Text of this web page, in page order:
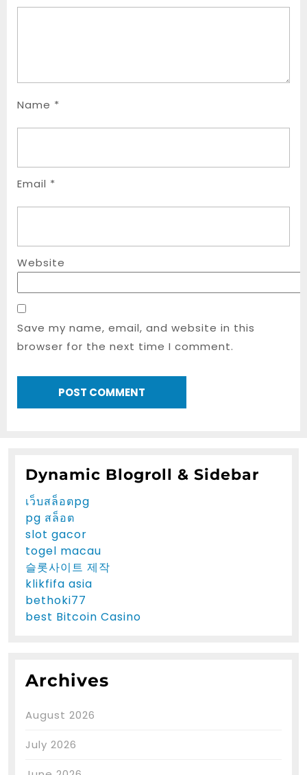
Name *
Email *
Website
Save my name, email, and website in this
browser for the next time I comment.
Dynamic Blogroll & Sidebar
เว็บสล็อตpg
pg สล็อต
slot gacor
togel macau
슬롯사이트 제작
klikfifa asia
bethoki77
best Bitcoin Casino
Archives
August 2026
July 2026